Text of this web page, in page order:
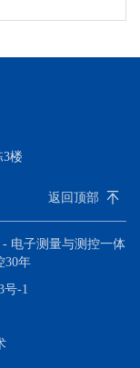
3楼
返回顶部
电子测量与测控一体
30年
号-1